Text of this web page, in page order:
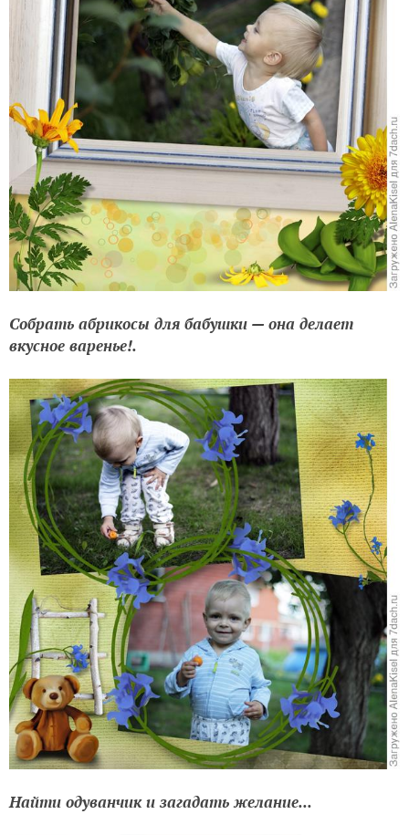
Собрать абрикосы для бабушки — она делает
вкусное варенье!.
Найти одуванчик и загадать желание...